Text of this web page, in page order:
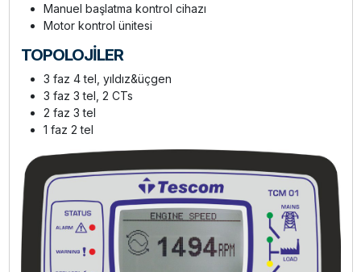
Manuel başlatma kontrol cihazı
Motor kontrol ünitesi
TOPOLOJİLER
3 faz 4 tel, yıldız&üçgen
3 faz 3 tel, 2 CTs
2 faz 3 tel
1 faz 2 tel